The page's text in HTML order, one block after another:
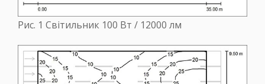
Рис. 1 Світильник 100 Вт / 12000 лм